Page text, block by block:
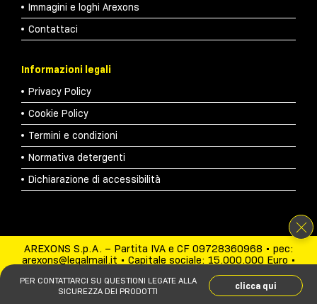
PER CONTATTARCI SU QUESTIONI LEGATE ALLA
SICUREZZA DEI PRODOTTI
clicca qui
Immagini e loghi Arexons
Contattaci
Informazioni legali
Privacy Policy
Cookie Policy
Termini e condizioni
Normativa detergenti
Dichiarazione di accessibilità
AREXONS S.p.A. – Partita IVA e CF 09728360968 • pec:
arexons@legalmail.it • Capitale sociale: 15.000.000 Euro •
23, CAP 20063 • N° REA: 2110192 Ufficio del Registro delle
Imprese di Milano.